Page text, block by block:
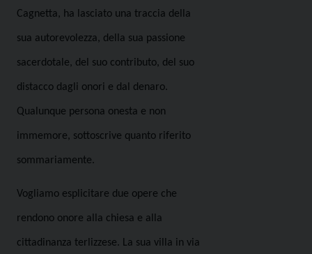
Cagnetta, ha lasciato una traccia della
sua autorevolezza, della sua passione
sacerdotale, del suo contributo, del suo
distacco dagli onori e dal denaro.
Qualunque persona onesta e non
immemore, sottoscrive quanto riferito
sommariamente.
Vogliamo esplicitare due opere che
rendono onore alla chiesa e alla
cittadinanza terlizzese. La sua villa in via